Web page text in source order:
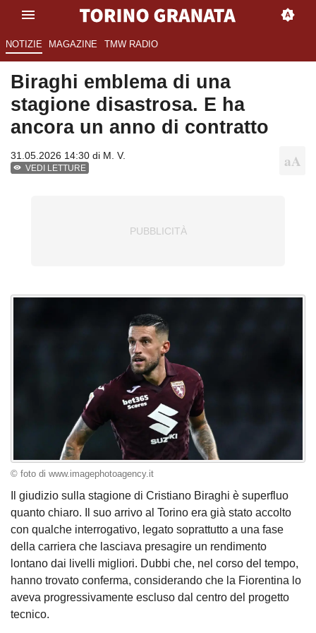
NOTIZIE MAGAZINE TMW RADIO
Biraghi emblema di una
stagione disastrosa. E ha
ancora un anno di contratto
31.05.2026 14:30 di M. V.
VEDI LETTURE
© foto di www.imagephotoagency.it
Il giudizio sulla stagione di Cristiano Biraghi è superfluo
quanto chiaro. Il suo arrivo al Torino era già stato accolto
con qualche interrogativo, legato soprattutto a una fase
della carriera che lasciava presagire un rendimento
lontano dai livelli migliori. Dubbi che, nel corso del tempo,
hanno trovato conferma, considerando che la Fiorentina lo
aveva progressivamente escluso dal centro del progetto
tecnico.